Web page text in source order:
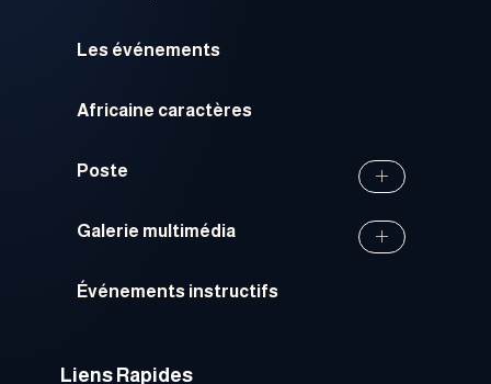
Les événements
Africaine caractères
Poste
Galerie multimédia
Événements instructifs
Liens Rapides